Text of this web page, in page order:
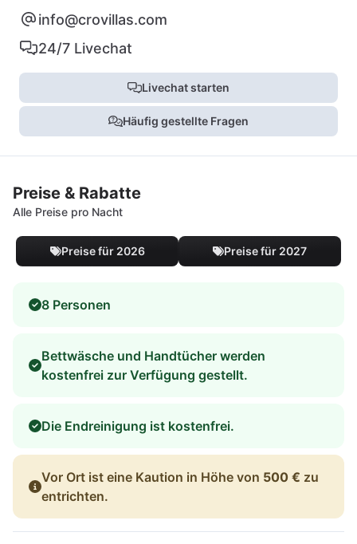
info@crovillas.com
24/7 Livechat
Livechat starten
Häufig gestellte Fragen
Preise & Rabatte
Alle Preise pro Nacht
Preise für 2026 Preise für 2027
8 Personen
Bettwäsche und Handtücher werden
kostenfrei zur Verfügung gestellt.
Die Endreinigung ist kostenfrei.
Vor Ort ist eine Kaution in Höhe von 500 € zu
entrichten.